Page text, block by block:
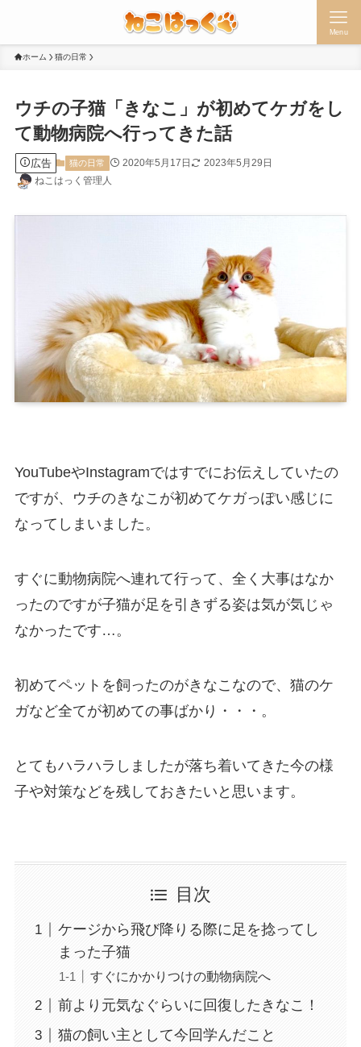
Menu
ホーム 猫の日常
ウチの子猫「きなこ」が初めてケガをし
て動物病院へ行ってきた話
広告 猫の日常 2020年5月17日
2023年5月29日
ねこはっく管理人
YouTubeやInstagramではすでにお伝えしていたの
ですが、
ウチのきなこが初めてケガっぽい感じに
なってしまいました。
すぐに動物病院へ連れて行って、全く大事はなか
ったのですが子猫が足を引きずる姿は気が気じゃ
なかったです…。
初めてペットを飼ったのがきなこなので、 猫のケ
ガなど全てが初めての事ばかり・・・。
とてもハラハラしましたが落ち着いてきた今の様
子や対策などを残しておきたいと思います。
目次
ケージから飛び降りる際に足を捻ってし
まった子猫
すぐにかかりつけの動物病院へ
前より元気なぐらいに回復したきなこ！
猫の飼い主として今回学んだこと